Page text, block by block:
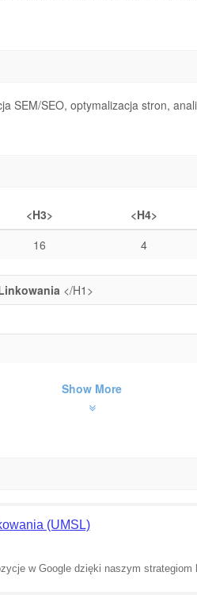
SEM/SEO, optymalizacja stron,
<H3> <H4>
16 4
</H1>
Show More
(UMSL)
w Google dzięki naszym strategiom